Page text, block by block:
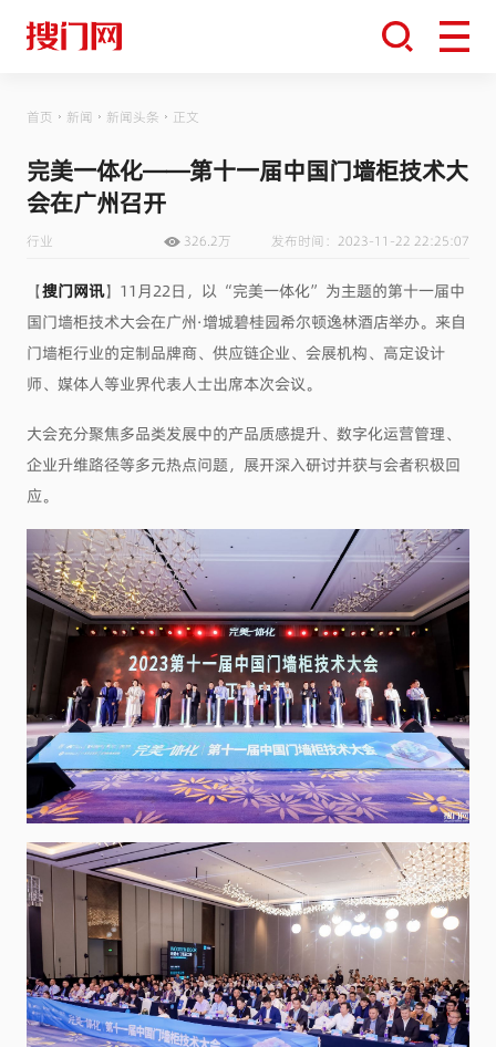
首页 新闻 新闻头条 正文
完美一体化——第十一届中国门墙柜技术大
会在广州召开
行业 326.2万 发布时间：2023-11-22 22:25:07
【搜门网讯】 11月22日，以“完美一体化”为主题的第十一届中
国门墙柜技术大会在广州·增城碧桂园希尔顿逸林酒店举办。来自
门墙柜行业的定制品牌商、供应链企业、会展机构、高定设计
师、媒体人等业界代表人士出席本次会议。
大会充分聚焦多品类发展中的产品质感提升、数字化运营管理、
企业升维路径等多元热点问题，展开深入研讨并获与会者积极回
应。